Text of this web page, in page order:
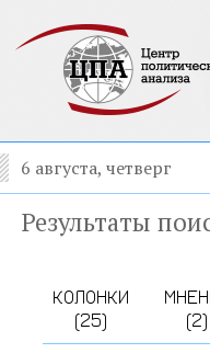
6 августа, четверг
Результаты
КОЛОНКИ
(25)
(2)